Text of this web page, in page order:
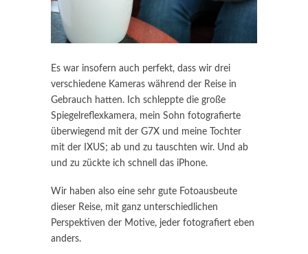
Es war insofern auch perfekt, dass wir drei
verschiedene Kameras während der Reise in
Gebrauch hatten. Ich schleppte die große
Spiegelreflexkamera, mein Sohn fotografierte
überwiegend mit der G7X und meine Tochter
mit der IXUS; ab und zu tauschten wir. Und ab
und zu zückte ich schnell das iPhone.
Wir haben also eine sehr gute Fotoausbeute
dieser Reise, mit ganz unterschiedlichen
Perspektiven der Motive, jeder fotografiert eben
anders.